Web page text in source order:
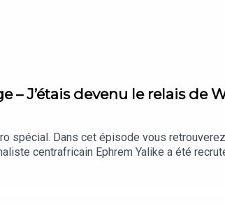
– J’étais devenu le relais de
spécial. Dans cet épisode vous
centrafricain Ephrem Yalike a été
Désabusé par les faux articles, puis effrayé
la première personne.Journaliste : Noémie